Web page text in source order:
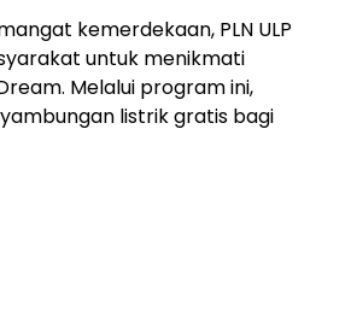
kemerdekaan, PLN ULP
untuk menikmati
Melalui program ini,
listrik gratis bagi